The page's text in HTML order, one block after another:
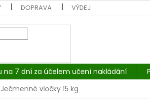
DOPRAVA VÝDEJNÍ MÍSTO:
na 7 dní za účelem učení nakládání
Ječmenné vločky 15 kg